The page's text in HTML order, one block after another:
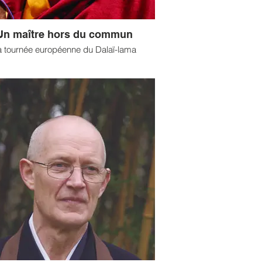
maître hors du commun
tournée européenne du Dalaï-lama
étape européenne du Dalaï-lama est
de rencontres inter-religieuses :
prêtres, imams, rabbins, hommes et
de toutes confessions se retrouvent à
lors des différentes conférences ou
provoquant accolades, éclats
et échanges complices, sous les
du public, conquis par tant
de joie manifestée. (...)